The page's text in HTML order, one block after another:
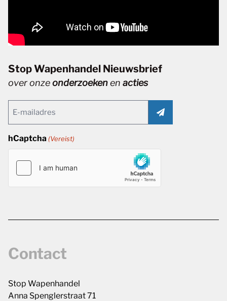
Stop Wapenhandel Nieuwsbrief
over onzeonderzoekenen acties
(Vereist)
hCaptcha (Vereist)
Contact
Stop Wapenhandel
Anna Spenglerstraat 71